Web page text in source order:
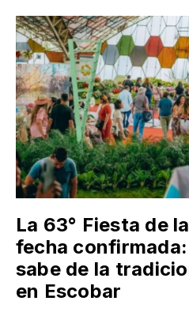
La 63° Fiesta de
fecha
sabe de la
en Escobar